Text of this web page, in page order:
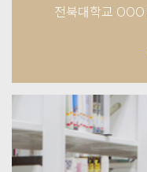
전북대학교